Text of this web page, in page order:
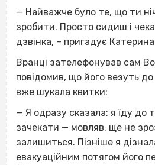
— Найважче було те, що ти
зробити. Просто сидиш і
дзвінка, – пригадує
Вранці зателефонував сам
повідомив, що його везуть
вже шукала квитки:
— Я одразу сказала: я їду до
зачекати — мовляв, ще не
залишиться. Пізніше я
евакуаційним потягом його